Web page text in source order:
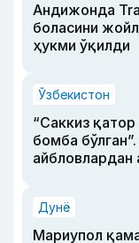
Андижонда
боласини
ҳукми ўқилди
Ўзбекистон
“Саккиз
бомба
айбловлардан
Дунё
Мариупол